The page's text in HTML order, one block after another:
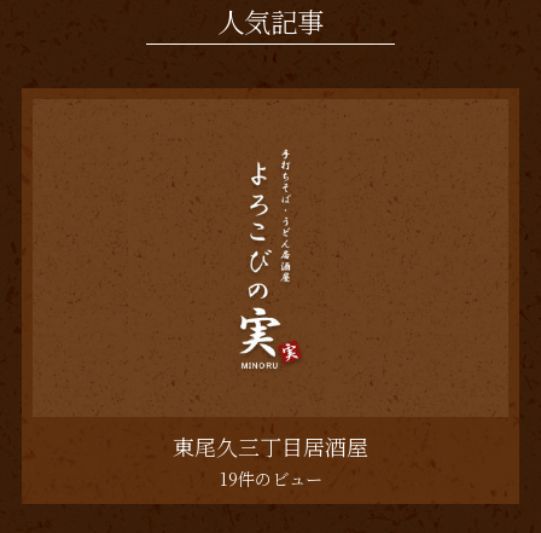
人気記事
東尾久三丁目居酒屋
19件のビュー